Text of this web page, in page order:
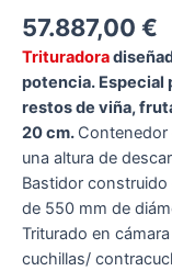
57.887,00 €
Trituradora
potencia. Especial
restos de viña,
20 cm. Contenedor
una altura de
Bastidor construido
de 550 mm de
Triturado en
cuchillas/